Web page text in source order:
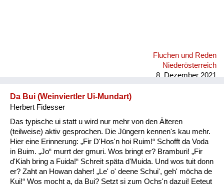
Fluchen und Reden
Niederösterreich
8. Dezember 2021
Da Bui (Weinviertler Ui-Mundart)
Herbert Fidesser
Das typische ui statt u wird nur mehr von den Älteren
(teilweise) aktiv gesprochen. Die Jüngern kennen's kau mehr.
Hier eine Erinnerung: „Fir D'Hos'n hoi Ruim!“ Schofft da Voda
in Buim. „Jo“ murrt der gmuri. Wos bringt er? Bramburi! „Fir
d'Kiah bring a Fuida!“ Schreit späta d'Muida. Und wos tuit donn
er? Zaht an Howan daher! „Le' o' deene Schui', geh' möcha de
Kui!“ Wos mocht a, da Bui? Setzt si zum Ochs'n dazui! Eeteut